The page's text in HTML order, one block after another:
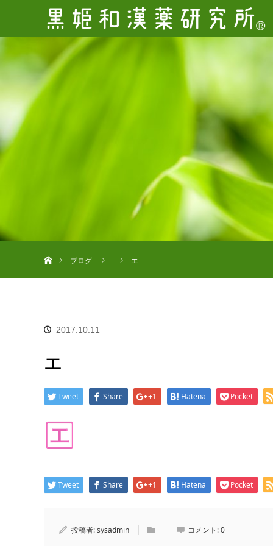
ブログ
エ
2017.10.11
エ
Tweet Share +1 Hatena Pocket
Tweet Share +1 Hatena Pocket
投稿者:sysadmin コメント:0